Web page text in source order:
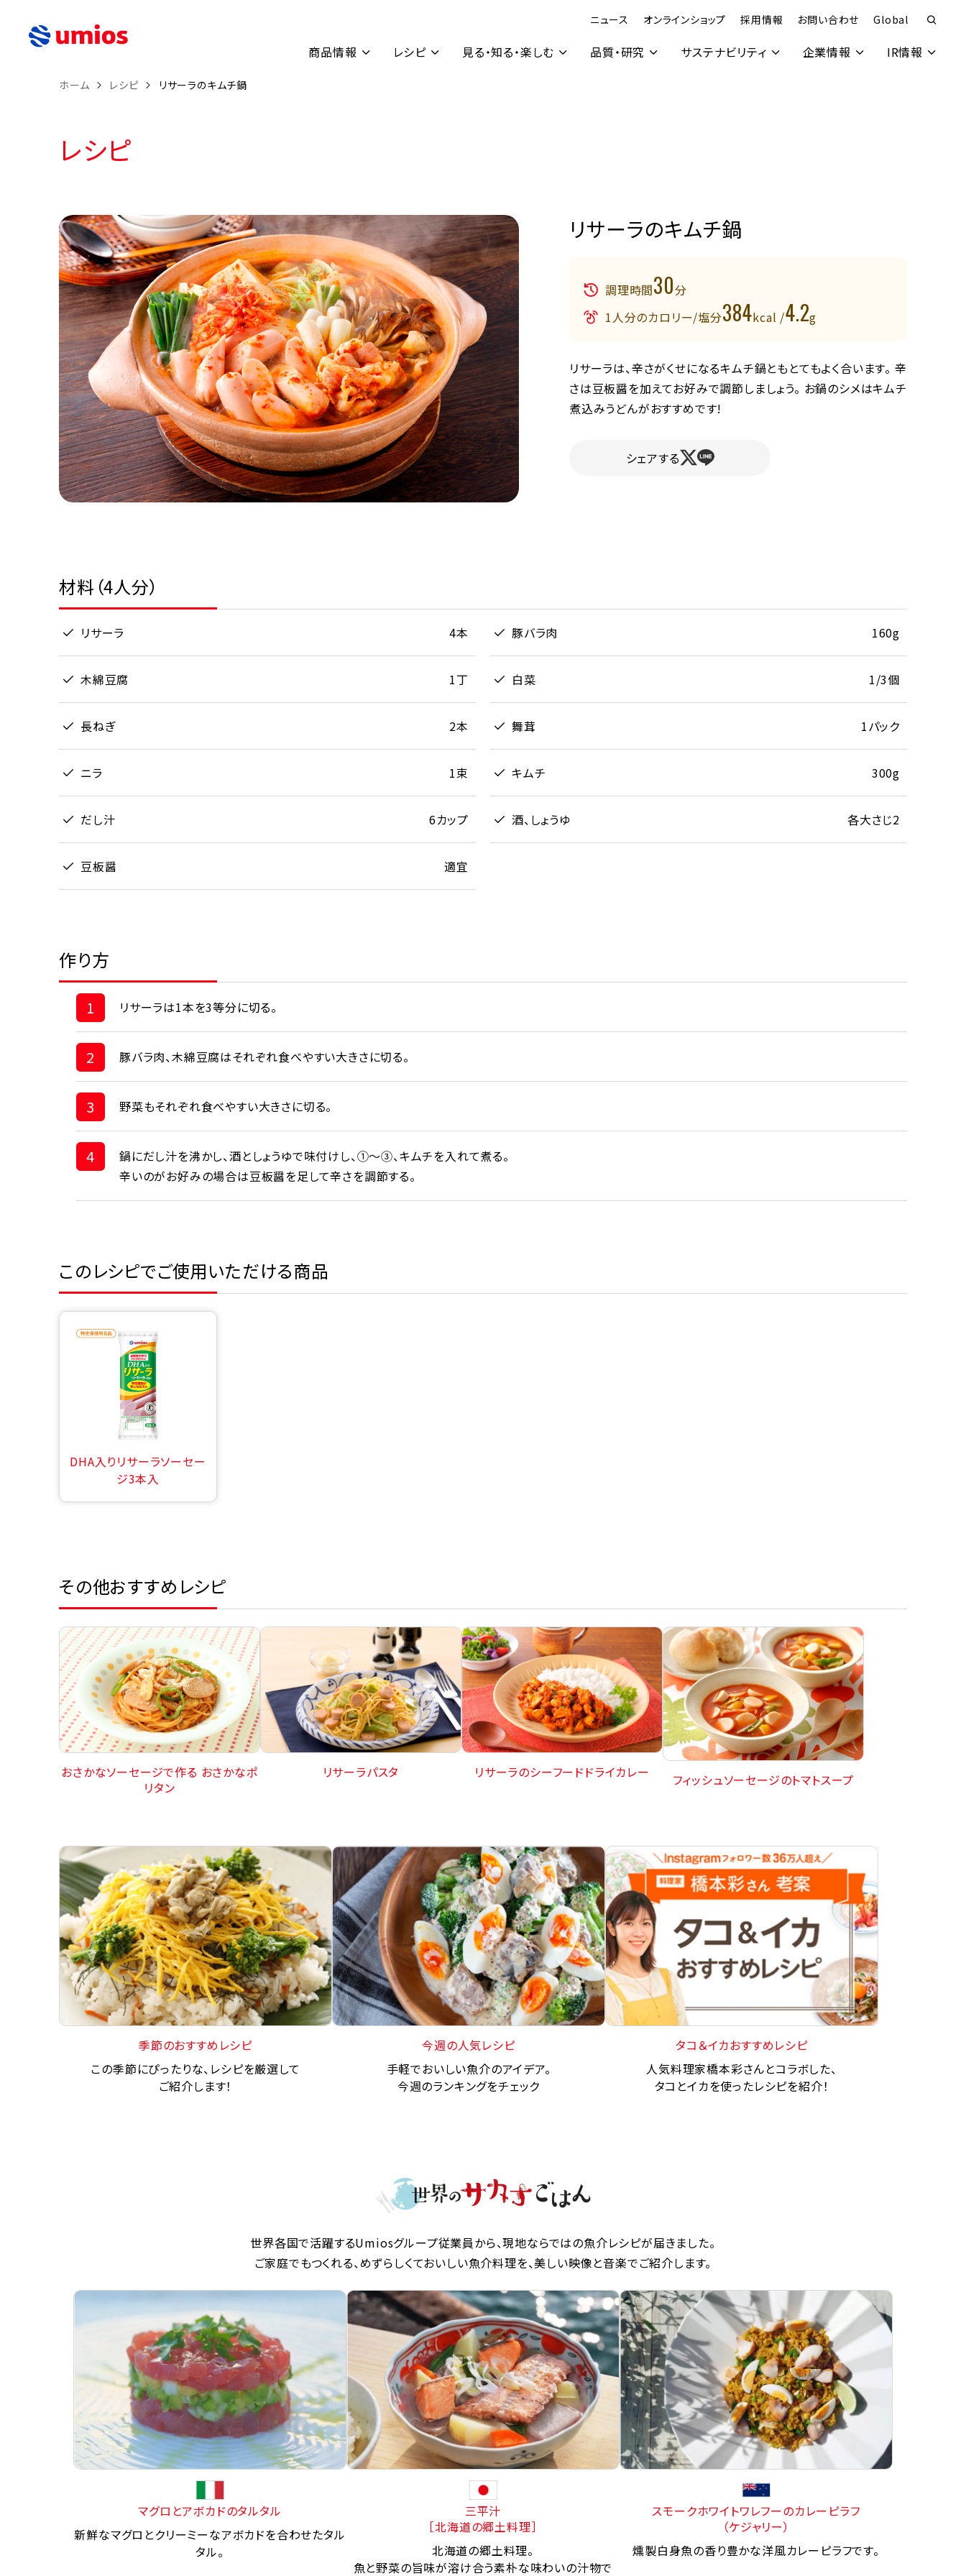
ニュース オンラインショップ 採用情報 お問い合わせ Global
商品情報 レシピ 見る・知る・楽しむ 品質・研究 サステナビリティ 企業情報 IR情報
ホーム レシピ リサーラのキムチ鍋
レシピ
リサーラのキムチ鍋
調理時間30分
1人分のカロリー/塩分384kcal /4.2g
リサーラは、辛さがくせになるキムチ鍋ともとてもよく合います。 辛
さは豆板醤を加えてお好みで調節しましょう。 お鍋のシメはキムチ
煮込みうどんがおすすめです!
シェアする
材料（4人分）
リサーラ 4本 豚バラ肉 160g
木綿豆腐 1丁 白菜 1/3個
長ねぎ 2本 舞茸 1パック
ニラ 1束 キムチ 300g
だし汁 6カップ 酒、しょうゆ 各大さじ2
豆板醤 適宜
作り方
1 リサーラは1本を3等分に切る。
2 豚バラ肉、木綿豆腐はそれぞれ食べやすい大きさに切る。
3 野菜もそれぞれ食べやすい大きさに切る。
4
鍋にだし汁を沸かし、酒としょうゆで味付けし、①〜③、キムチを入れて煮る。
辛いのがお好みの場合は豆板醤を足して辛さを調節する。
このレシピでご使用いただける商品
DHA入りリサーラソーセー
ジ3本入
その他おすすめレシピ
おさかなソーセージで作る おさかなポ
リタン
リサーラパスタ リサーラのシーフードドライカレー フィッシュソーセージのトマトスープ
季節のおすすめレシピ
この季節にぴったりな、レシピを厳選して
ご紹介します！
今週の人気レシピ
手軽でおいしい魚介のアイデア。
今週のランキングをチェック
タコ＆イカおすすめレシピ
人気料理家橋本彩さんとコラボした、
タコとイカを使ったレシピを紹介！
世界各国で活躍するUmiosグループ従業員から、現地ならではの魚介レシピが届きました。
ご家庭でもつくれる、めずらしくておいしい魚介料理を、美しい映像と音楽でご紹介します。
マグロとアボカドのタルタル
新鮮なマグロとクリーミーなアボカドを合わせたタル
タル。
三平汁
［北海道の郷土料理］
北海道の郷土料理。
魚と野菜の旨味が溶け合う素朴な味わいの汁物で
スモークホワイトワレフーのカレーピラフ
（ケジャリー）
燻製白身魚の香り豊かな洋風カレーピラフです。